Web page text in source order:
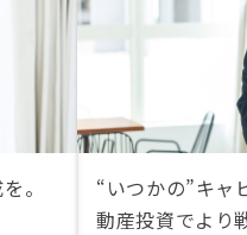
。
“いつかの”キャ
動産投資でより